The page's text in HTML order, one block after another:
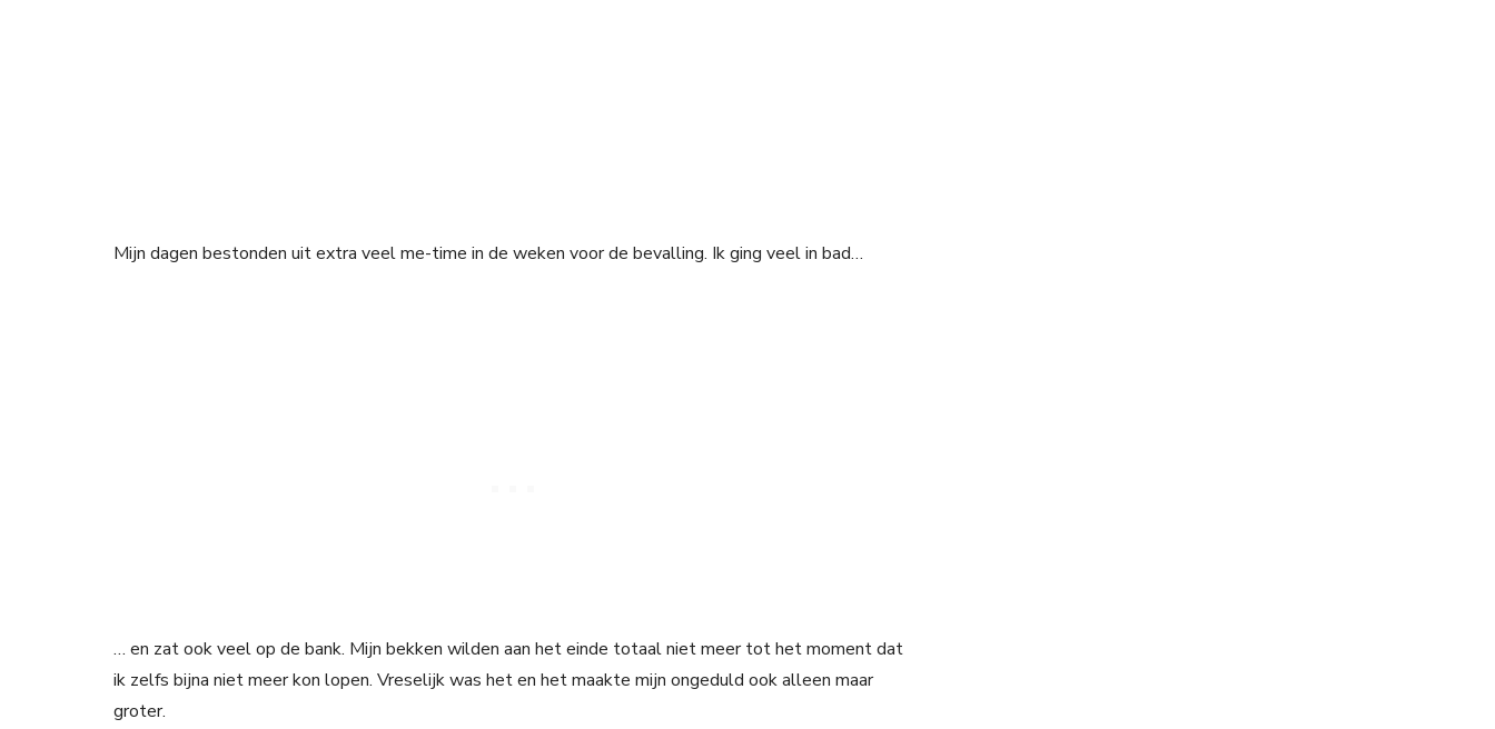
Mijn dagen bestonden uit extra veel me-time in de weken voor de bevalling. Ik ging veel in bad…
… en zat ook veel op de bank. Mijn bekken wilden aan het einde totaal niet meer tot het moment dat
ik zelfs bijna niet meer kon lopen. Vreselijk was het en het maakte mijn ongeduld ook alleen maar
groter.